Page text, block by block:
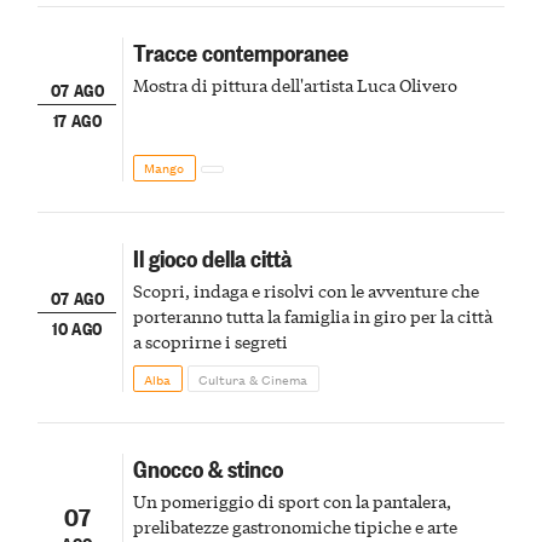
07 AGO
17 AGO
Tracce contemporanee
Mostra di pittura dell'artista Luca Olivero
Mango
07 AGO
10 AGO
Il gioco della città
Scopri, indaga e risolvi con le avventure che
porteranno tutta la famiglia in giro per la città
a scoprirne i segreti
Alba Cultura & Cinema
07
Gnocco & stinco
Un pomeriggio di sport con la pantalera,
prelibatezze gastronomiche tipiche e arte